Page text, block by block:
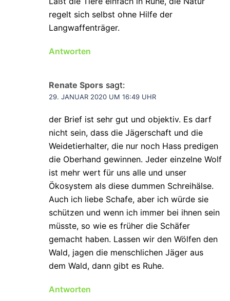
regelt sich selbst ohne Hilfe der
Langwaffenträger.
Antworten
Renate Spors sagt:
29. JANUAR 2020 UM 16:49 UHR
der Brief ist sehr gut und objektiv. Es darf
nicht sein, dass die Jägerschaft und die
Weidetierhalter, die nur noch Hass predigen
die Oberhand gewinnen. Jeder einzelne Wolf
ist mehr wert für uns alle und unser
Ökosystem als diese dummen Schreihälse.
Auch ich liebe Schafe, aber ich würde sie
schützen und wenn ich immer bei ihnen sein
müsste, so wie es früher die Schäfer
gemacht haben. Lassen wir den Wölfen den
Wald, jagen die menschlichen Jäger aus
dem Wald, dann gibt es Ruhe.
Antworten